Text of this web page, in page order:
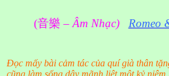
(音樂 – Âm Nhạc) Romeo
Đọc mấy bài cảm tác của quí già thân
cũng làm sống dậy mãnh liệt một kỷ